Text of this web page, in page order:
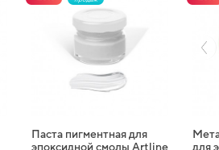
Паста пигментная для